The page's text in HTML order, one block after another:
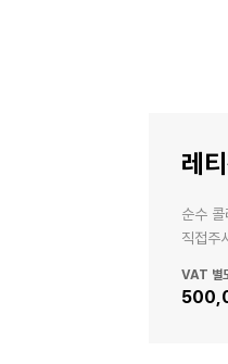
레
순수
직접주
VAT 별